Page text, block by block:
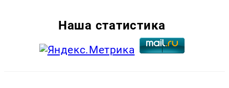
Наша статистика